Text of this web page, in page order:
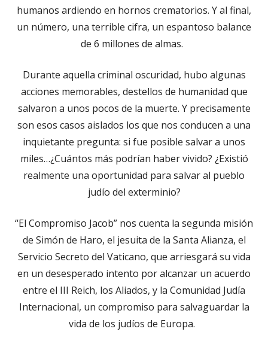
humanos ardiendo en hornos crematorios. Y al final,
un número, una terrible cifra, un espantoso balance
de 6 millones de almas.
Durante aquella criminal oscuridad, hubo algunas
acciones memorables, destellos de humanidad que
salvaron a unos pocos de la muerte. Y precisamente
son esos casos aislados los que nos conducen a una
inquietante pregunta: si fue posible salvar a unos
miles…¿Cuántos más podrían haber vivido? ¿Existió
realmente una oportunidad para salvar al pueblo
judío del exterminio?
“El Compromiso Jacob” nos cuenta la segunda misión
de Simón de Haro, el jesuita de la Santa Alianza, el
Servicio Secreto del Vaticano, que arriesgará su vida
en un desesperado intento por alcanzar un acuerdo
entre el III Reich, los Aliados, y la Comunidad Judía
Internacional, un compromiso para salvaguardar la
vida de los judíos de Europa.